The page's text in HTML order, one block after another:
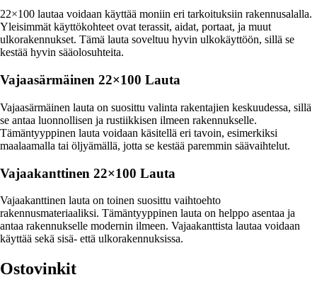
22×100 lautaa voidaan käyttää moniin eri tarkoituksiin rakennusalalla.
Yleisimmät käyttökohteet ovat terassit, aidat, portaat, ja muut
ulkorakennukset. Tämä lauta soveltuu hyvin ulkokäyttöön, sillä se
kestää hyvin sääolosuhteita.
Vajaasärmäinen 22×100 Lauta
Vajaasärmäinen lauta on suosittu valinta rakentajien keskuudessa, sillä
se antaa luonnollisen ja rustiikkisen ilmeen rakennukselle.
Tämäntyyppinen lauta voidaan käsitellä eri tavoin, esimerkiksi
maalaamalla tai öljyämällä, jotta se kestää paremmin säävaihtelut.
Vajaakanttinen 22×100 Lauta
Vajaakanttinen lauta on toinen suosittu vaihtoehto
rakennusmateriaaliksi. Tämäntyyppinen lauta on helppo asentaa ja
antaa rakennukselle modernin ilmeen. Vajaakanttista lautaa voidaan
käyttää sekä sisä- että ulkorakennuksissa.
Ostovinkit